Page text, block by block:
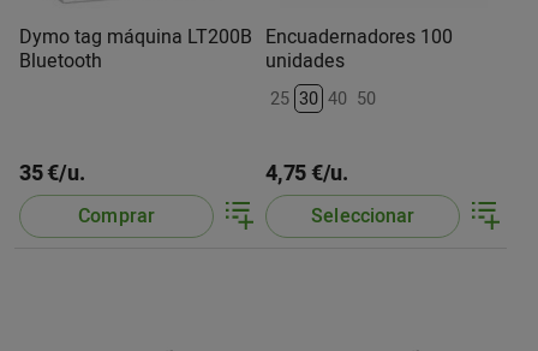
Dymo tag máquina LT200B
Bluetooth
35 €/u.
Comprar
Encuadernadores 100
unidades
25 30 40 50
4,75 €/u.
Seleccionar